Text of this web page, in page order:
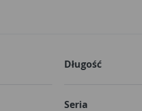
Długość
Seria